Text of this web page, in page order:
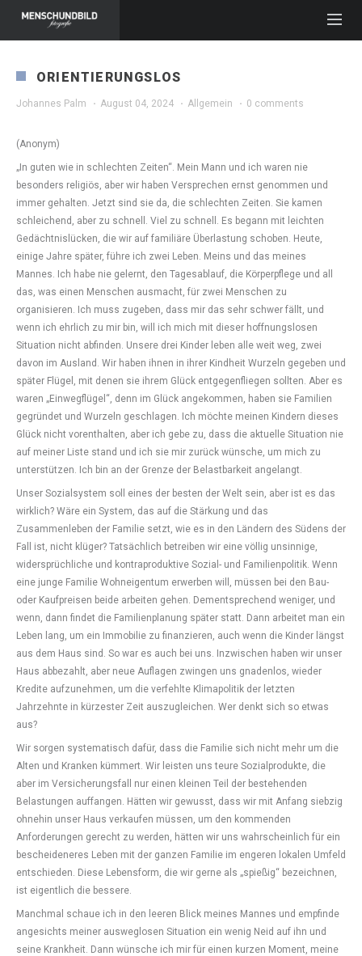
ORIENTIERUNGSLOS
Johannes Palm · August 04, 2024 · Allgemein · 0 comments
(Anonym)
„In guten wie in schlechten Zeiten“. Mein Mann und ich waren nie
besonders religiös, aber wir haben Versprechen ernst genommen und
immer gehalten. Jetzt sind sie da, die schlechten Zeiten. Sie kamen
schleichend, aber zu schnell. Viel zu schnell. Es begann mit leichten
Gedächtnislücken, die wir auf familiäre Überlastung schoben. Heute,
einige Jahre später, führe ich zwei Leben. Meins und das meines
Mannes. Ich habe nie gelernt, den Tagesablauf, die Körperpflege und all
das, was einen Menschen ausmacht, für zwei Menschen zu
organisieren. Ich muss zugeben, dass mir das sehr schwer fällt, und
wenn ich ehrlich zu mir bin, will ich mich mit dieser hoffnungslosen
Situation nicht abfinden. Unsere drei Kinder leben alle weit weg, zwei
davon im Ausland. Wir haben ihnen in ihrer Kindheit Wurzeln gegeben und
später Flügel, mit denen sie ihrem Glück entgegenfliegen sollten. Aber es
waren „Einwegflügel“, denn im Glück angekommen, haben sie Familien
gegründet und Wurzeln geschlagen. Ich möchte meinen Kindern dieses
Glück nicht vorenthalten, aber ich gebe zu, dass die aktuelle Situation nie
auf meiner Liste stand und ich sie mir zurück wünsche, um mich zu
unterstützen. Ich bin an der Grenze der Belastbarkeit angelangt.
Unser Sozialsystem soll eines der besten der Welt sein, aber ist es das
wirklich? Wäre ein System, das auf die Stärkung und das
Zusammenleben der Familie setzt, wie es in den Ländern des Südens der
Fall ist, nicht klüger? Tatsächlich betreiben wir eine völlig unsinnige,
widersprüchliche und kontraproduktive Sozial- und Familienpolitik. Wenn
eine junge Familie Wohneigentum erwerben will, müssen bei den Bau-
oder Kaufpreisen beide arbeiten gehen. Dementsprechend weniger, und
wenn, dann findet die Familienplanung später statt. Dann arbeitet man ein
Leben lang, um ein Immobilie zu finanzieren, auch wenn die Kinder längst
aus dem Haus sind. So war es auch bei uns. Inzwischen haben wir unser
Haus abbezahlt, aber neue Auflagen zwingen uns gnadenlos, wieder
Kredite aufzunehmen, um die verfehlte Klimapolitik der letzten
Jahrzehnte in kürzester Zeit auszugleichen. Wer denkt sich so etwas
aus?
Wir sorgen systematisch dafür, dass die Familie sich nicht mehr um die
Alten und Kranken kümmert. Wir leisten uns teure Sozialprodukte, die
aber im Versicherungsfall nur einen kleinen Teil der bestehenden
Belastungen auffangen. Hätten wir gewusst, dass wir mit Anfang siebzig
ohnehin unser Haus verkaufen müssen, um den kommenden
Anforderungen gerecht zu werden, hätten wir uns wahrscheinlich für ein
bescheideneres Leben mit der ganzen Familie im engeren lokalen Umfeld
entschieden. Diese Lebensform, die wir gerne als „spießig“ bezeichnen,
ist eigentlich die bessere.
Manchmal schaue ich in den leeren Blick meines Mannes und empfinde
angesichts meiner ausweglosen Situation ein wenig Neid auf ihn und
seine Krankheit. Dann wünsche ich mir für einen kurzen Moment, meine